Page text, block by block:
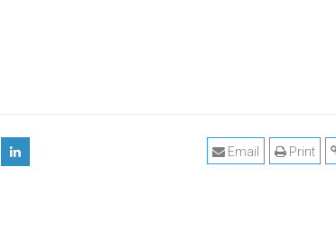
Print
Email